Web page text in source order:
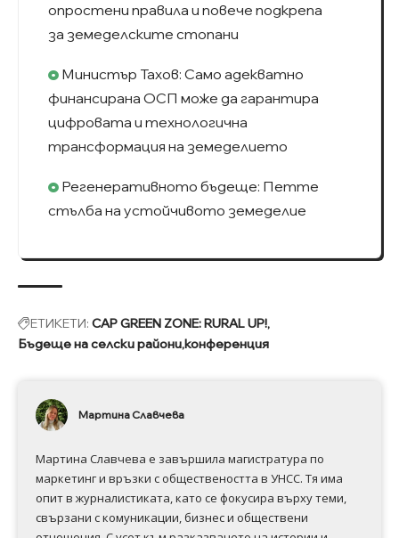
опростени правила и повече подкрепа
за земеделските стопани
Министър Тахов: Само адекватно
финансирана ОСП може да гарантира
цифровата и технологична
трансформация на земеделието
Регенеративното бъдеще: Петте
стълба на устойчивото земеделие
ЕТИКЕТИ: CAP GREEN ZONE: RURAL UP!
Бъдеще на селски райониконференция
Мартина Славчева
Мартина Славчева е завършила магистратура по
маркетинг и връзки с обществеността в УНСС. Тя има
опит в журналистиката, като се фокусира върху теми,
свързани с комуникации, бизнес и обществени